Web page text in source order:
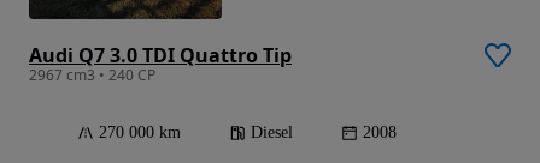
Audi Q7 3.0 TDI Quattro Tip
2967 cm3 • 240 CP
270 000 km Diesel 2008